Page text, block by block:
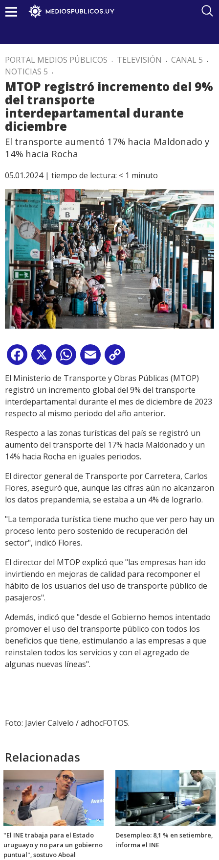
PORTAL MEDIOS PÚBLICOS . TELEVISIÓN . CANAL 5 .
NOTICIAS 5 .
MTOP registró incremento del 9%
del transporte
interdepartamental durante
diciembre
El transporte aumentó 17% hacia Maldonado y
14% hacia Rocha
05.01.2024 | tiempo de lectura: < 1 minuto
Facebook
X WhatsApp
Email
Link
El Ministerio de Transporte y Obras Públicas (MTOP)
registró un incremento global del 9% del transporte
interdepartamental durante el mes de diciembre de 2023
respecto al mismo periodo del año anterior.
Respecto a las zonas turísticas del país se registró un
aumento del transporte del 17% hacia Maldonado y un
14% hacia Rocha en iguales periodos.
El director general de Transporte por Carretera, Carlos
Flores, aseguró que, aunque las cifras aún no alcanzaron
los datos prepandemia, se estaba a un 4% de lograrlo.
"La temporada turística tiene mucho que ver pero hay un
proceso lento pero sostenido de recuperación del
sector", indicó Flores.
El director del MTOP explicó que "las empresas han ido
invirtiendo en mejoras de calidad para recomponer el
hábito de los usuarios del uso de transporte público de
pasajeros".
Además, indicó que "desde el Gobierno hemos intentado
promover el uso del transporte público con todos los
beneficios que tiene, estimulando a las empresas a que
reinstalen todos los servicios y con el agregado de
algunas nuevas líneas".
Foto: Javier Calvelo / adhocFOTOS.
Relacionadas
"El INE trabaja para el Estado
uruguayo y no para un gobierno
puntual", sostuvo Aboal
Desempleo: 8,1 % en setiembre,
informa el INE